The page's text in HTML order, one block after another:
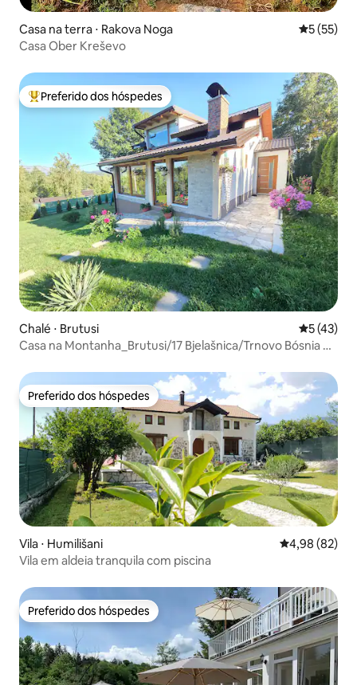
Casa na terra ⋅ Rakova Noga 5 de uma
5 (55)
Casa Ober Kreševo
Entre os melhores preferidos dos hóspedes
Preferido dos hóspedes
Chalé ⋅ Brutusi 5 de uma
5 (43)
Casa na Montanha_Brutusi/17 Bjelašnica/Trnovo Bósnia e
Preferido dos hóspedes
Preferido dos hóspedes
Vila ⋅ Humilišani 4,98 de uma
4,98 (82)
Vila em aldeia tranquila com piscina
Preferido dos hóspedes
Preferido dos hóspedes